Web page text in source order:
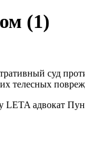
(1)
суд
телесных
LETA адвокат